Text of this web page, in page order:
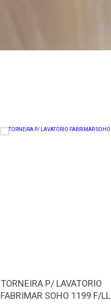
TORNEIRA P/ LAVATORIO
FABRIMAR SOHO 1199 F/LL